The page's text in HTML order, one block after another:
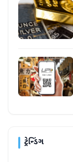
ટ્રેન્ડિંગ